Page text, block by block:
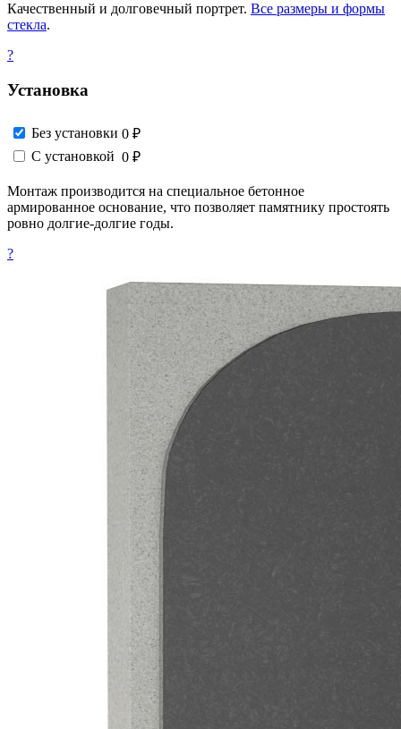
Качественный и долговечный портрет. Все размеры и формы
стекла.
?
Установка
Без установки 0 ₽
С установкой 0 ₽
Монтаж производится на специальное бетонное
армированное основание, что позволяет памятнику простоять
ровно долгие-долгие годы.
?